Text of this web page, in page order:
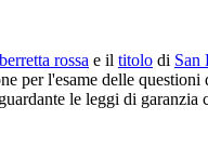
berretta rossa e il titolo di San
per l'esame delle
le leggi di garanzia